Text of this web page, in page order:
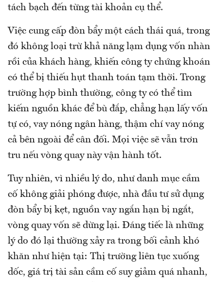
tách bạch đến từng tài khoản cụ thể.
Việc cung cấp đòn bẩy một cách thái quá, trong
đó không loại trừ khả năng lạm dụng vốn nhàn
rồi của khách hàng, khiến công ty chứng khoán
có thể bị thiếu hụt thanh toán tạm thời. Trong
trường hợp bình thường, công ty có thể tìm
kiếm nguồn khác để bù đắp, chẳng hạn lấy vốn
tự có, vay nóng ngân hàng, thậm chí vay nóng
cả bên ngoài để cân đối. Mọi việc sẽ vẫn trơn
tru nếu vòng quay này vận hành tốt.
Tuy nhiên, vì nhiều lý do, như danh mục cầm
cố không giải phóng được, nhà đầu tư sử dụng
đòn bẩy bị kẹt, nguồn vay ngắn hạn bị ngắt,
vòng quay vốn sẽ dừng lại. Đáng tiếc là những
lý do đó lại thường xảy ra trong bối cảnh khó
khăn như hiện tại: Thị trường liên tục xuống
dốc, giá trị tài sản cầm cố suy giảm quá nhanh,